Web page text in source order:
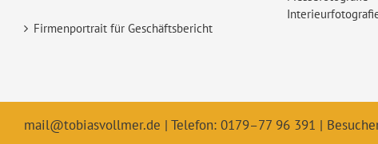
Firmenportrait für Geschäftsbericht
mail@tobiasvollmer.de | Telefon: 0179–77 96 391 |